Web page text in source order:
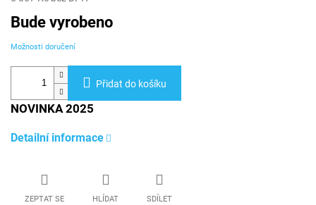
Měrná
cena:
Bude vyrobeno
Možnosti doručení
Přidat do košíku
NOVINKA 2025
Detailní informace
ZEPTAT SE HLÍDAT SDÍLET